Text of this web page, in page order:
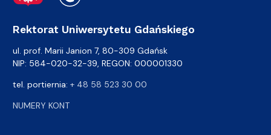
Rektorat Uniwersytetu Gdańskiego
ul. prof. Marii Janion 7, 80-309 Gdańsk
NIP: 584-020-32-39, REGON: 000001330
tel. portiernia: + 48 58 523 30 00
NUMERY KONT